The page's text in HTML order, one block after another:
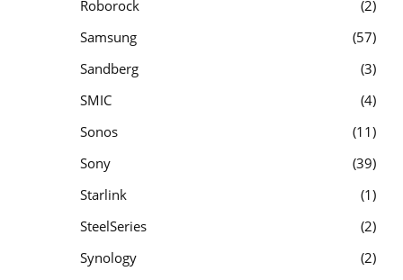
Roborock
2
Samsung
57
Sandberg
3
SMIC
4
Sonos
11
Sony
39
Starlink
1
SteelSeries
2
Synology
2